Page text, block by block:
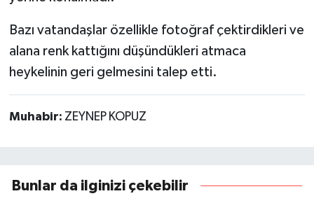
Bazı vatandaşlar özellikle fotoğraf çektirdikleri ve
alana renk kattığını düşündükleri atmaca
heykelinin geri gelmesini talep etti.
Muhabir: ZEYNEP KOPUZ
Bunlar da ilginizi çekebilir